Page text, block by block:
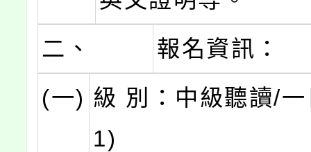
二、
報名資訊：
(一) 級 別：中級聽讀/
1)